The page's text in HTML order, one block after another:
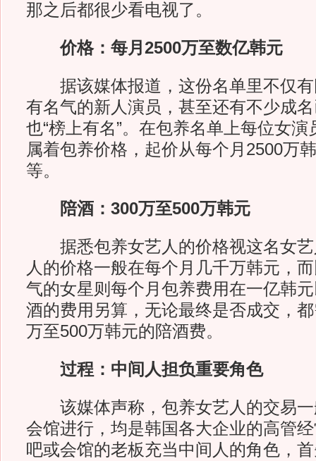
那之后都很少看电视了。
价格：每月2500万至数亿韩元
据该媒体报道，这份名单里不仅有
有名气的新人演员，甚至还有不少成
也“榜上有名”。在包养名单上每位女
属着包养价格，起价从每个月2500万
等。
陪酒：300万至500万韩元
据悉包养女艺人的价格视这名女艺
人的价格一般在每个月几千万韩元，
气的女星则每个月包养费用在一亿韩
酒的费用另算，无论最终是否成交，
万至500万韩元的陪酒费。
过程：中间人担负重要角色
该媒体声称，包养女艺人的交易一
会馆进行，均是韩国各大企业的高管
吧或会馆的老板充当中间人的角色，